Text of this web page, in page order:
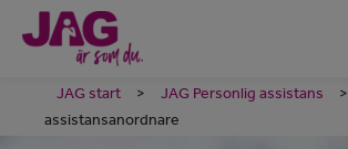
JAG start > JAG Personlig assistans >
assistansanordnare